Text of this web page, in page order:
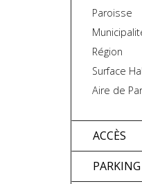
Paroisse
Région
Surface
Aire de
ACCÈS
PARKING